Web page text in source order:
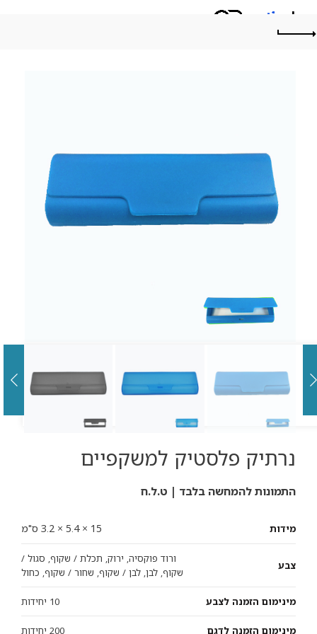
נרתיק פלסטיק למשקפיים
התמונות להמחשה בלבד | ט.ל.ח
מידות 15 × 5.4 × 3.2 ס"מ
צבע
ורוד פוקסיה, ירוק, תכלת / שקוף, סגול /
שקוף, לבן, לבן / שקוף, שחור / שקוף, כחול
מינימום הזמנה לצבע 10 יחידות
מינימום הזמנה לדגם 200 יחידות